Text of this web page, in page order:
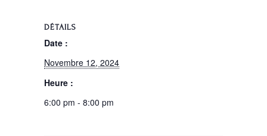
DÉTAILS
Date :
Novembre 12, 2024
Heure :
6:00 pm - 8:00 pm